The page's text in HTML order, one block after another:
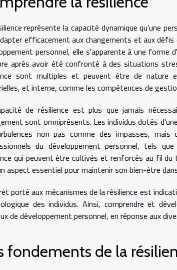
représente la capacité dynamique qu'une
efficacement aux changements et aux défis
personnel, elle s'apparente à une
après avoir été confronté à des situations
sont multiples et peuvent être de nature
et interne, comme les compétences de
de résilience est plus que jamais
sont omniprésents. Les individus dotés
non pas comme des impasses, mais
du développement personnel, tels
qui peuvent être cultivés et renforcés au fil
aspect essentiel pour maintenir son bien-être
porté aux mécanismes de la résilience est
des individus. Ainsi, comprendre et
de développement personnel, en réponse aux
fondements de la